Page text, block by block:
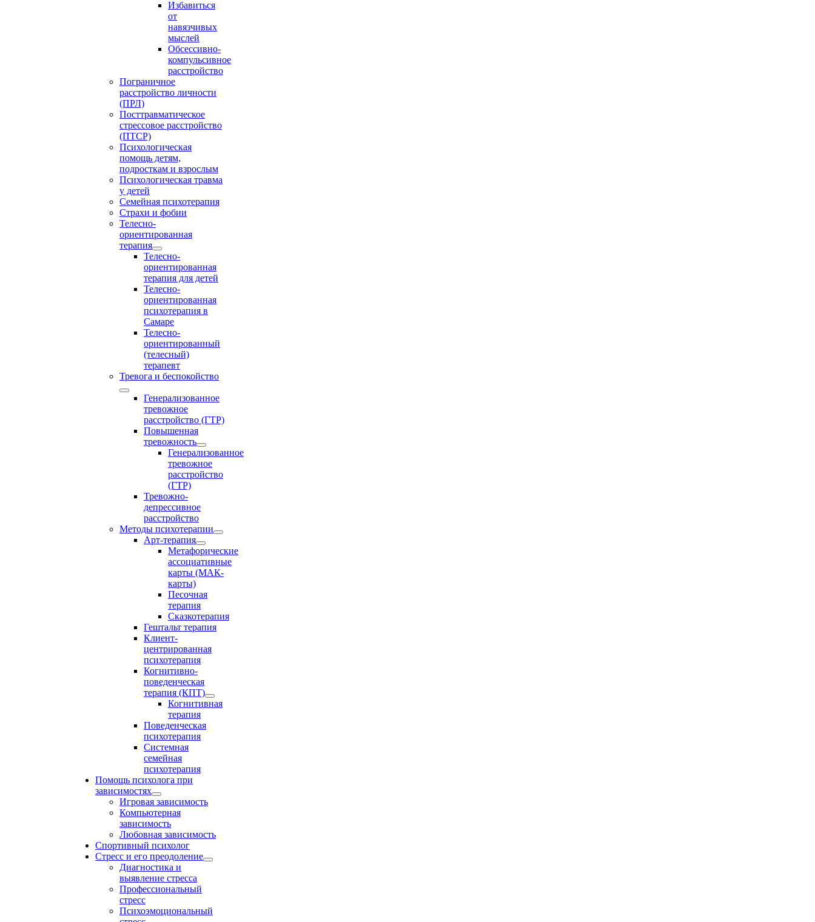
Избавиться
от
навязчивых
мыслей
Обсессивно-
компульсивное
расстройство
Пограничное
расстройство личности
(ПРЛ)
Посттравматическое
стрессовое расстройство
(ПТСР)
Психологическая
помощь детям,
подросткам и взрослым
Психологическая травма
у детей
Семейная психотерапия
Страхи и фобии
Телесно-
ориентированная
терапия
Телесно-
ориентированная
терапия для детей
Телесно-
ориентированная
психотерапия в
Самаре
Телесно-
ориентированный
(телесный)
терапевт
Тревога и беспокойство
Генерализованное
тревожное
расстройство (ГТР)
Повышенная
тревожность
Генерализованное
тревожное
расстройство
(ГТР)
Тревожно-
депрессивное
расстройство
Методы психотерапии
Арт-терапия
Метафорические
ассоциативные
карты (МАК-
карты)
Песочная
терапия
Сказкотерапия
Гештальт терапия
Клиент-
центрированная
психотерапия
Когнитивно-
поведенческая
терапия (КПТ)
Когнитивная
терапия
Поведенческая
психотерапия
Системная
семейная
психотерапия
Помощь психолога при
зависимостях
Игровая зависимость
Компьютерная
зависимость
Любовная зависимость
Спортивный психолог
Стресс и его преодоление
Диагностика и
выявление стресса
Профессиональный
стресс
Психоэмоциональный